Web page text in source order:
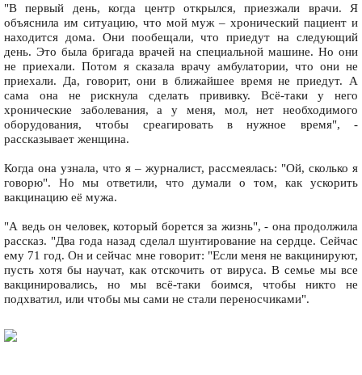
"В первый день, когда центр открылся, приезжали врачи. Я
объяснила им ситуацию, что мой муж – хронический пациент и
находится дома. Они пообещали, что приедут на следующий
день. Это была бригада врачей на специальной машине. Но они
не приехали. Потом я сказала врачу амбулатории, что они не
приехали. Да, говорит, они в ближайшее время не приедут. А
сама она не рискнула сделать прививку. Всё-таки у него
хронические заболевания, а у меня, мол, нет необходимого
оборудования, чтобы среагировать в нужное время", -
рассказывает женщина.
Когда она узнала, что я – журналист, рассмеялась: "Ой, сколько я
говорю". Но мы ответили, что думали о том, как ускорить
вакцинацию её мужа.
"А ведь он человек, который борется за жизнь", - она продолжила
рассказ. "Два года назад сделал шунтирование на сердце. Сейчас
ему 71 год. Он и сейчас мне говорит: "Если меня не вакцинируют,
пусть хотя бы научат, как отскочить от вируса. В семье мы все
вакцинировались, но мы всё-таки боимся, чтобы никто не
подхватил, или чтобы мы сами не стали переносчиками".